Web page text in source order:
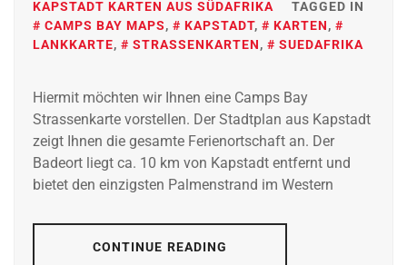
KAPSTADT KARTEN AUS SÜDAFRIKA
TAGGED IN
CAMPS BAY MAPS, KAPSTADT, KARTEN,
LANKKARTE, STRASSENKARTEN , SUEDAFRIKA
Hiermit möchten wir Ihnen eine Camps Bay
Strassenkarte vorstellen. Der Stadtplan aus Kapstadt
zeigt Ihnen die gesamte Ferienortschaft an. Der
Badeort liegt ca. 10 km von Kapstadt entfernt und
bietet den einzigsten Palmenstrand im Western
CONTINUE READING